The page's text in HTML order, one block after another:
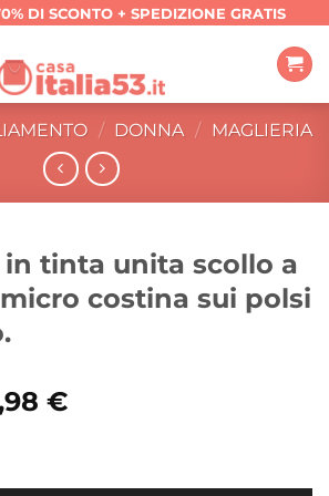
DI SCONTO + SPEDIZIONE GRATIS
/ DONNA / MAGLIERIA
in tinta unita scollo a
costina sui polsi
€Il
prezzo